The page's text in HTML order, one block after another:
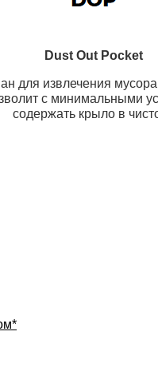
Dust Out Pocket
для извлечения мусора
с минимальными
содержать крыло в